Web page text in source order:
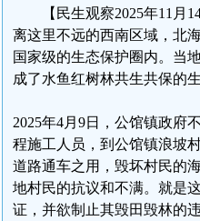
【民生观察2025年11
离这里不远的西南区域，北
国家级的生态保护圈内。当
成了水鱼红树林共生共保的
2025年4月9日，公馆镇政府
程施工人员，到公馆镇浪坡
道路通车之用，毁坏村民的
地村民的抗议和不满。就是
证，并欲制止其毁田毁林的